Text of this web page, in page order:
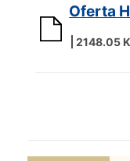
Oferta
2148.05